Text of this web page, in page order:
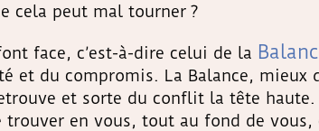
cela peut mal tourner ?
face, c’est-à-dire celui de la
et du compromis. La Balance, mieux
et sorte du conflit la tête
en vous, tout au fond de vous,